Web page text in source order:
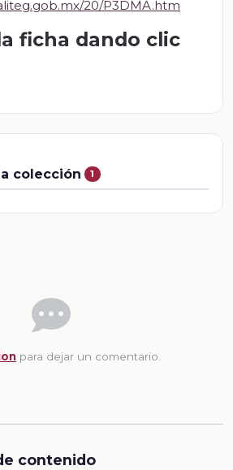
20/P3DMA.htm
ficha dando clic
colección 1
para dejar un comentario.
contenido